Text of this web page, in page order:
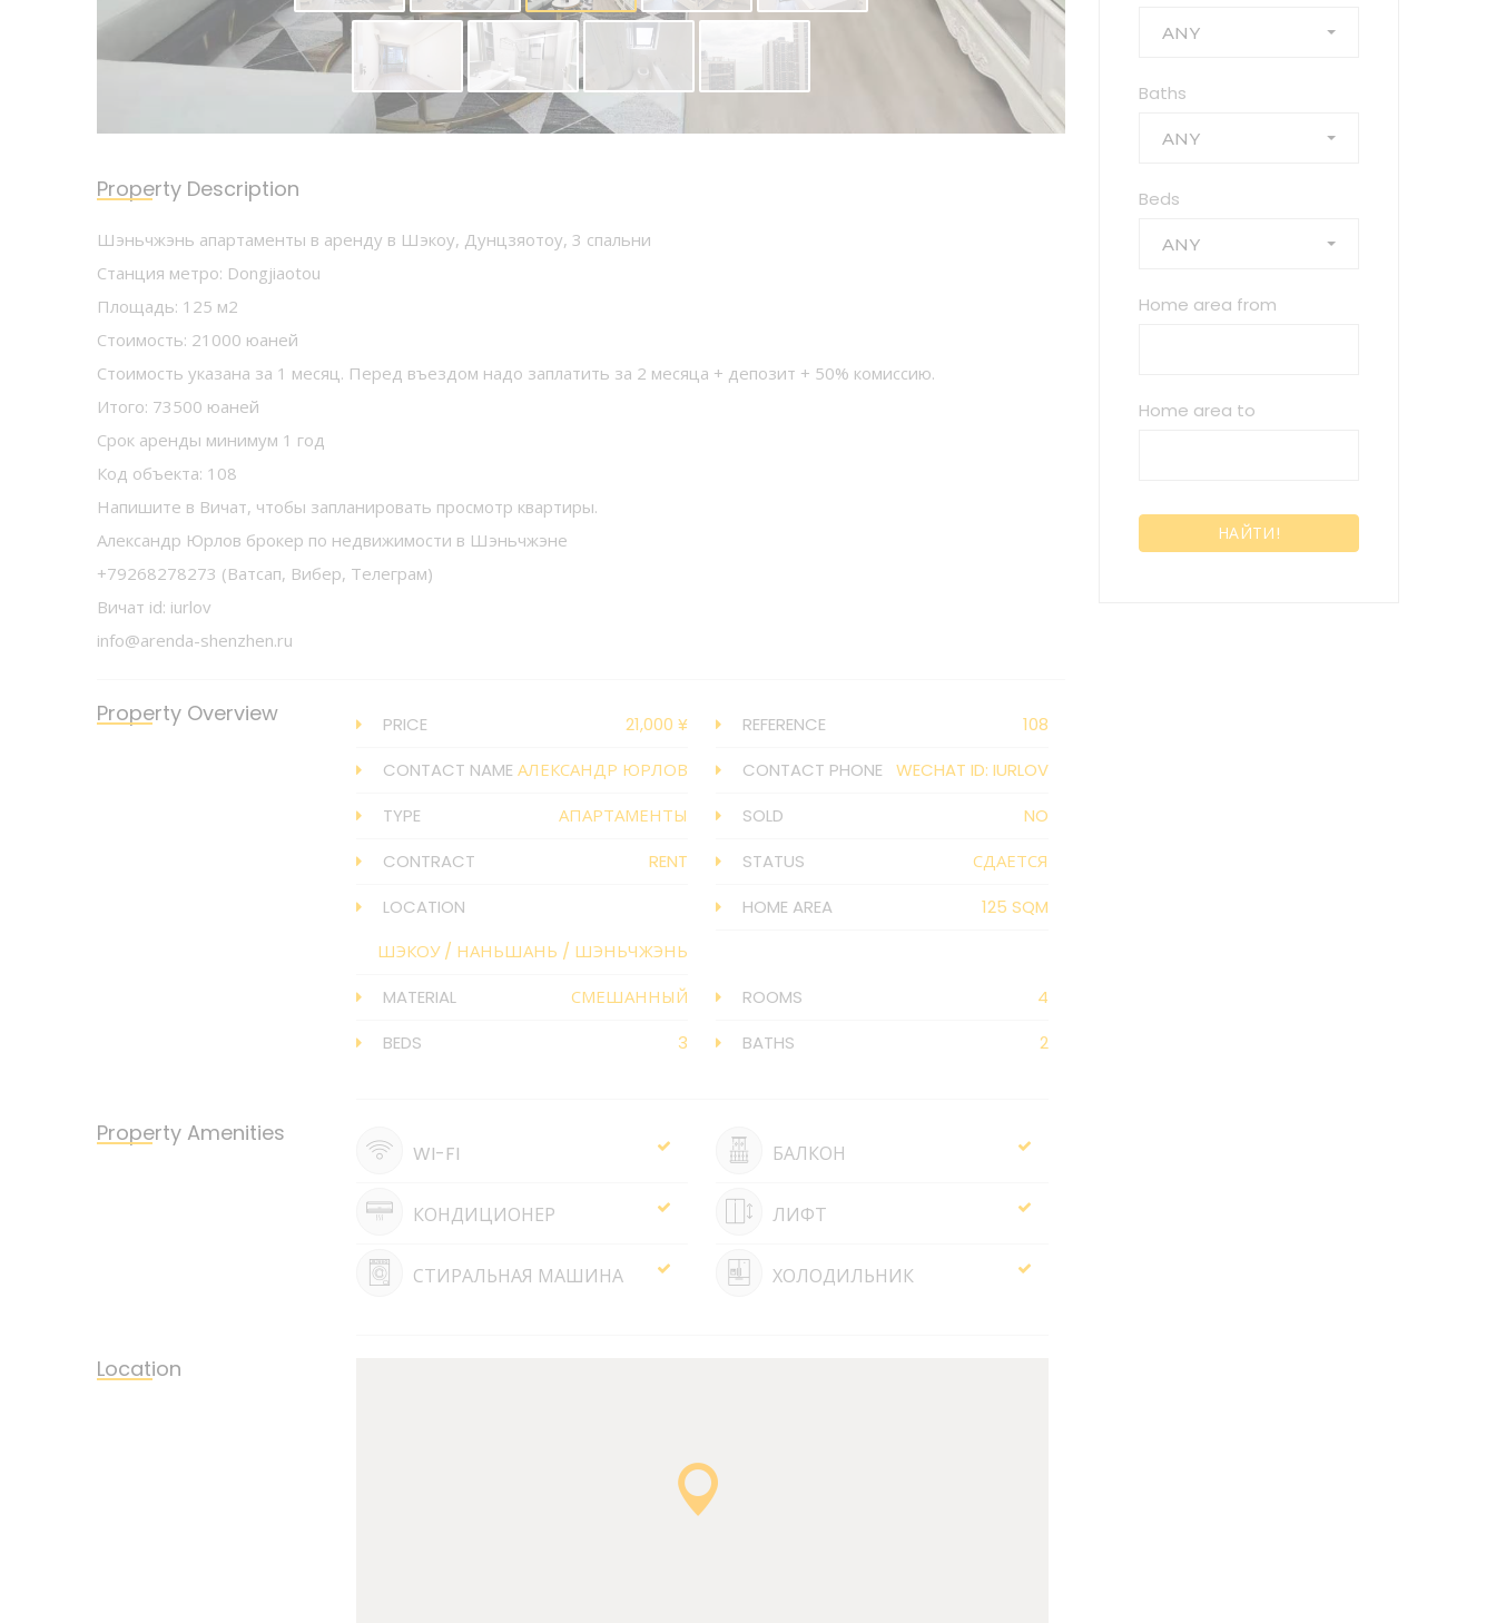
Property Description
Шэньчжэнь апартаменты в аренду в Шэкоу, Дунцзяотоу, 3 спальни
Станция метро: Dongjiaotou
Площадь: 125 м2
Стоимость: 21000 юаней
Стоимость указана за 1 месяц. Перед въездом надо заплатить за 2 месяца + депозит + 50% комиссию.
Итого: 73500 юаней
Срок аренды минимум 1 год
Код объекта: 108
Напишите в Вичат, чтобы запланировать просмотр квартиры.
Александр Юрлов брокер по недвижимости в Шэньчжэне
+79268278273 (Ватсап, Вибер, Телеграм)
Вичат id: iurlov
info@arenda-shenzhen.ru
Property Overview PRICE 21,000 ¥ REFERENCE
108
CONTACT NAME АЛЕКСАНДР ЮРЛОВ CONTACT PHONE
WECHAT ID: IURLOV
TYPE
АПАРТАМЕНТЫ SOLD
NO
CONTRACT
RENT STATUS
СДАЕТСЯ
LOCATION
ШЭКОУ / НАНЬШАНЬ / ШЭНЬЧЖЭНЬ
HOME AREA 125 SQM
MATERIAL СМЕШАННЫЙ ROOMS
4
BEDS
3 BATHS 2
Property Amenities
WI-FI БАЛКОН
КОНДИЦИОНЕР ЛИФТ
СТИРАЛЬНАЯ МАШИНА ХОЛОДИЛЬНИК
Location
ANY
Baths
ANY
Beds
ANY
Home area from
Home area to
НАЙТИ!